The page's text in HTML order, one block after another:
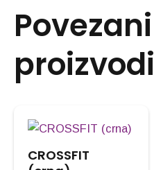
Povezani
proizvodi
CROSSFIT